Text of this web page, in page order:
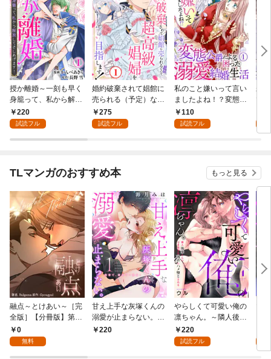
授か離婚～一刻も早く
身籠って、私から解放
してさしあげます！1
220
試読フル
婚約破棄されて娼館に
売られる（予定）なの
で、超高級娼婦を目指
します！1
275
試読フル
私のこと嫌いって言い
ましたよね！？変態公
爵による困った溺愛結
婚生活 1
110
試読フル
未
で
TLマンガのおすすめ本 もっと見る
融点～とけあい～［完
全版］【分冊版】第1
話0
無料
甘え上手な灰塚くんの
溺愛が止まらない。純
情で、健気で…絶倫！
220
やらしくて可愛い俺の
凛ちゃん。～隣人後輩
くんのイキすぎた執着
にハメ堕とされる～(1)
220
試読フル
ま
～